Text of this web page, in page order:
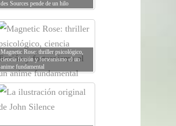
des Sources pende de un hilo
Magnetic Rose: thriller psicológico,
ciencia ficción y forteanismo el un
anime fundamental